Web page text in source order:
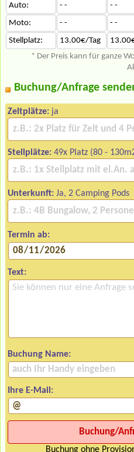
Auto:
- - - -
Moto:
- - - -
Stellplatz:
13.00€/Tag
* Der Preis kann für ganze
Buchung/Anfrage
Zeltplätze: ja
Stellplätze: 49x Platz (80 -
Unterkunft: Ja, 2 Camping Pods
Termin ab:
Text:
Buchung Name:
Ihre E-Mail:
Buchung ohne